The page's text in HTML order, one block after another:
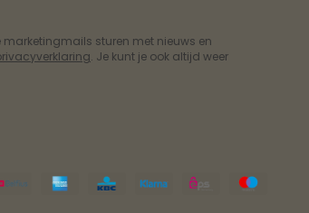
sturen met nieuws en
. Je kunt je ook altijd weer